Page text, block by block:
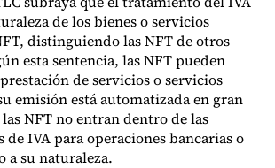
de los bienes o servicios
distinguiendo las NFT de otros
esta sentencia, las NFT pueden
de servicios o servicios
emisión está automatizada en gran
NFT no entran dentro de las
de IVA para operaciones bancarias o
a su naturaleza.